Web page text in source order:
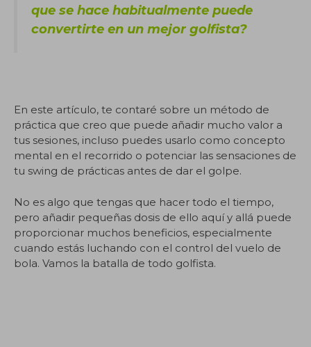
que se hace habitualmente puede
convertirte en un mejor golfista?
En este artículo, te contaré sobre un método de
práctica que creo que puede añadir mucho valor a
tus sesiones, incluso puedes usarlo como concepto
mental en el recorrido o potenciar las sensaciones de
tu swing de prácticas antes de dar el golpe.
No es algo que tengas que hacer todo el tiempo,
pero añadir pequeñas dosis de ello aquí y allá puede
proporcionar muchos beneficios, especialmente
cuando estás luchando con el control del vuelo de
bola. Vamos la batalla de todo golfista.